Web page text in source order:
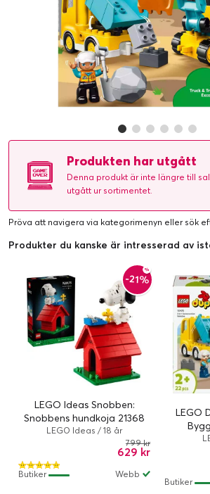
Produkten har utgått
Denna produkt är inte längre till
utgått ur sortimentet.
Pröva att navigera via kategorimenyn eller sök
Produkter du kanske är intresserad av
-21%
LEGO Ideas Snobben:
Snobbens hundkoja 21368
LEGO Ideas / 18 år
629 kr
799 kr
Webb
Butiker
LEGO
Butiker